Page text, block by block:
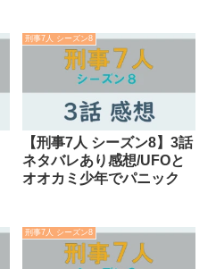
刑事7人 シーズン8
【刑事7人 シーズン8】3話
ネタバレあり感想/UFOと
オオカミ少年でパニック
刑事7人 シーズン8